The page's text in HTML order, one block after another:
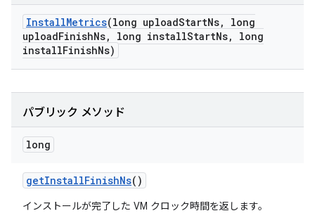
InstallMetrics(long uploadStartNs,
long
uploadFinishNs, long installStartNs,
long
installFinishNs)
パブリック メソッド
long
getInstallFinishNs()
インストールが完了した VM クロック時間を返します。